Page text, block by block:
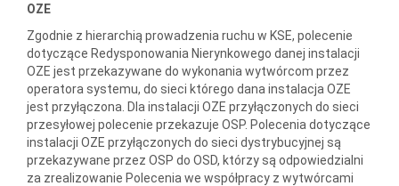
OZE
Zgodnie z hierarchią prowadzenia ruchu w KSE, polecenie
dotyczące Redysponowania Nierynkowego danej instalacji
OZE jest przekazywane do wykonania wytwórcom przez
operatora systemu, do sieci którego dana instalacja OZE
jest przyłączona. Dla instalacji OZE przyłączonych do sieci
przesyłowej polecenie przekazuje OSP. Polecenia dotyczące
instalacji OZE przyłączonych do sieci dystrybucyjnej są
przekazywane przez OSP do OSD, którzy są odpowiedzialni
za zrealizowanie Polecenia we współpracy z wytwórcami